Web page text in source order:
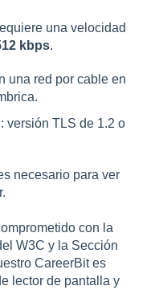
una velocidad
kbps.
una red por cable en
versión TLS de 1.2 o
necesario para ver
con la
W3C y la Sección
CareerBit es
lector de pantalla y